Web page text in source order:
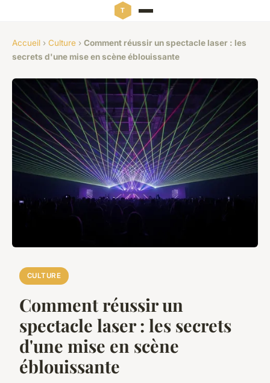
Accueil › Culture › Comment réussir un spectacle laser : les
secrets d'une mise en scène éblouissante
CULTURE
Comment réussir un
spectacle laser : les secrets
d'une mise en scène
éblouissante